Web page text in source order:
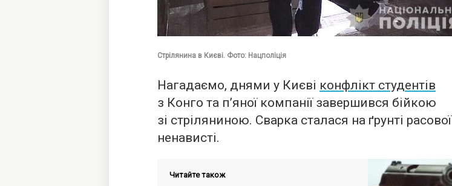
Стрілянина в Києві. Фото: Нацполіція
Нагадаємо, днями у Києві конфлікт студентів
з Конго та п’яної компанії завершився бійкою
зі стріляниною. Сварка сталася на ґрунті расової
ненависті.
Читайте також